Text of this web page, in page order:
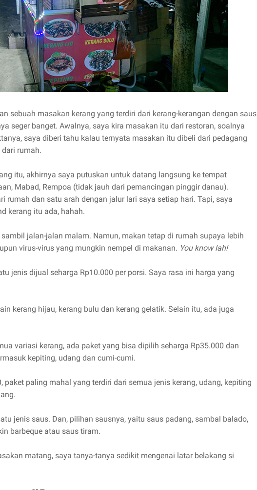
sebuah masakan kerang yang terdiri dari kerang-kerangan dengan saus
seger banget. Awalnya, saya kira masakan itu dari restoran, soalnya
saya diberi tahu kalau ternyata masakan itu dibeli dari pedagang
rumah.
itu, akhirnya saya putuskan untuk datang langsung ke tempat
Mabad, Rempoa (tidak jauh dari pemancingan pinggir danau).
rumah dan satu arah dengan jalur lari saya setiap hari. Tapi, saya
kerang itu ada, hahah.
jalan-jalan malam. Namun, makan tetap di rumah supaya lebih
virus-virus yang mungkin nempel di makanan. You know lah!
jenis dijual seharga Rp10.000 per porsi. Saya rasa ini harga yang
kerang hijau, kerang bulu dan kerang gelatik. Selain itu, ada juga
variasi kerang, ada paket yang bisa dipilih seharga Rp35.000 dan
kepiting, udang dan cumi-cumi.
paket paling mahal yang terdiri dari semua jenis kerang, udang, kepiting
jenis saus. Dan, pilihan sausnya, yaitu saus padang, sambal balado,
barbeque atau saus tiram.
matang, saya tanya-tanya sedikit mengenai latar belakang si